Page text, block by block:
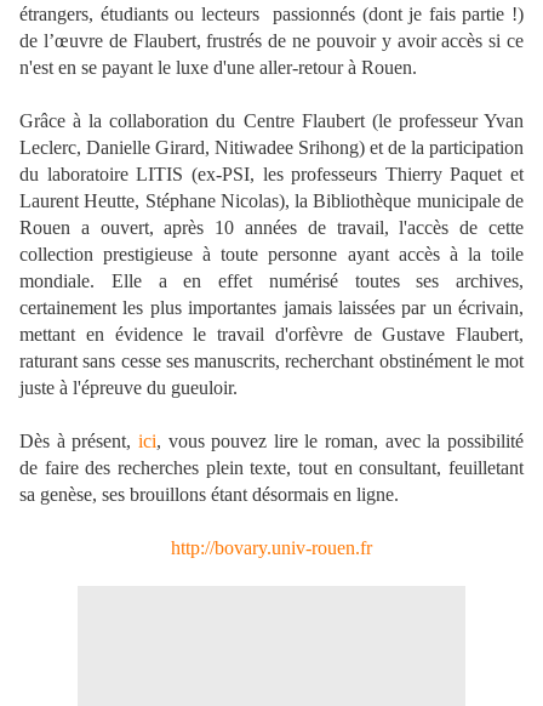
étrangers, étudiants ou lecteurs passionnés (dont je fais partie !)
de l’œuvre de Flaubert, frustrés de ne pouvoir y avoir accès si ce
n'est en se payant le luxe d'une aller-retour à Rouen.
Grâce à la collaboration du Centre Flaubert (le professeur Yvan
Leclerc, Danielle Girard, Nitiwadee Srihong) et de la participation
du laboratoire LITIS (ex-PSI, les professeurs Thierry Paquet et
Laurent Heutte, Stéphane Nicolas), la Bibliothèque municipale de
Rouen a ouvert, après 10 années de travail, l'accès de cette
collection prestigieuse à toute personne ayant accès à la toile
mondiale. Elle a en effet numérisé toutes ses archives,
certainement les plus importantes jamais laissées par un écrivain,
mettant en évidence le travail d'orfèvre de Gustave Flaubert,
raturant sans cesse ses manuscrits, recherchant obstinément le mot
juste à l'épreuve du gueuloir.
Dès à présent, ici, vous pouvez lire le roman, avec la possibilité
de faire des recherches plein texte, tout en consultant, feuilletant
sa genèse, ses brouillons étant désormais en ligne.
http://bovary.univ-rouen.fr